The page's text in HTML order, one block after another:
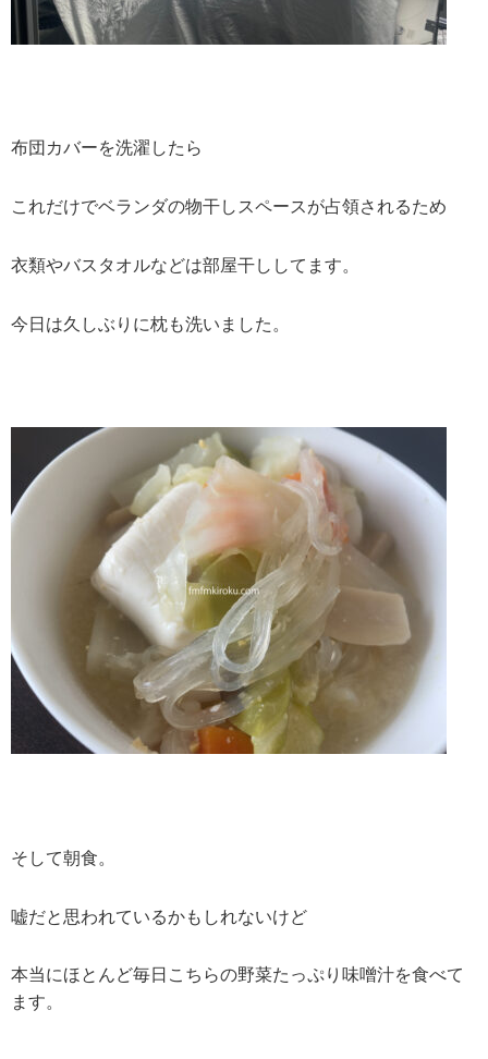
布団カバーを洗濯したら
これだけでベランダの物干しスペースが占領されるため
衣類やバスタオルなどは部屋干ししてます。
今日は久しぶりに枕も洗いました。
そして朝食。
嘘だと思われているかもしれないけど
本当にほとんど毎日こちらの野菜たっぷり味噌汁を食べて
ます。